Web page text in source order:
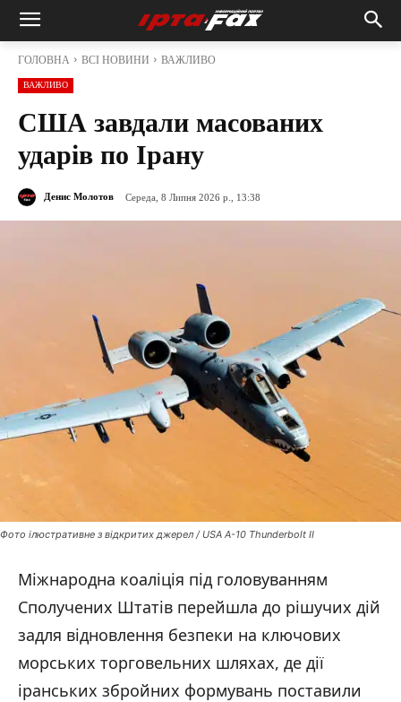
ГОЛОВНА ВСІ НОВИНИ ВАЖЛИВО
ВАЖЛИВО
США завдали масованих
ударів по Ірану
Денис Молотов Середа, 8 Липня 2026 р., 13:38
Фото ілюстративне з відкритих джерел / USA A-10 Thunderbolt II
Міжнародна коаліція під головуванням
Сполучених Штатів перейшла до рішучих дій
задля відновлення безпеки на ключових
морських торговельних шляхах, де дії
іранських збройних формувань поставили